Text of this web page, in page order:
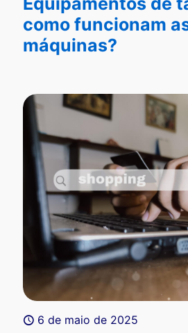
como funcionam
máquinas?
6 de maio de 2025